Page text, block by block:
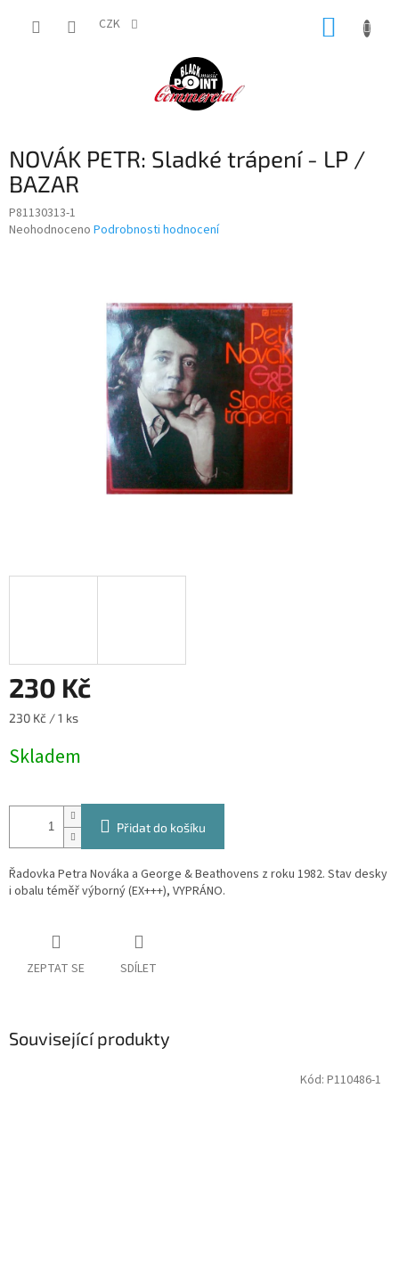
CZK
NOVÁK PETR: Sladké trápení - LP /
BAZAR
P81130313-1
Průměrné
Neohodnoceno Podrobnosti hodnocení
230 Kč
Měrná
230 Kč / 1 ks
Skladem
Přidat do košíku
Řadovka Petra Nováka a George & Beathovens z roku 1982. Stav desky
i obalu téměř výborný (EX+++), VYPRÁNO.
ZEPTAT SE SDÍLET
Související produkty
Kód: P110486-1